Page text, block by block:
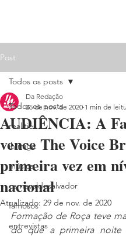
Post
Todos os posts
realities
ih,miga
música
carnavaldesalvador
famosos
entrevistas
Todos os posts
AUDIÊNCIA: A
vence The Voice
primeira vez em
nacional
Da Redação
25 de nov. de 2020 1 min de
Atualizado: 29 de nov. de 2020
Formação de Roça teve
do que a primeira noite